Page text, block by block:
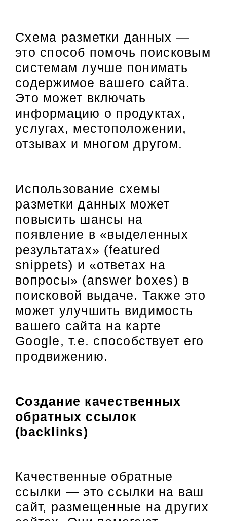
Схема разметки данных —
это способ помочь поисковым
системам лучше понимать
содержимое вашего сайта.
Это может включать
информацию о продуктах,
услугах, местоположении,
отзывах и многом другом.
Использование схемы
разметки данных может
повысить шансы на
появление в «выделенных
результатах» (featured
snippets) и «ответах на
вопросы» (answer boxes) в
поисковой выдаче. Также это
может улучшить видимость
вашего сайта на карте
Google, т.е. способствует его
продвижению.
Создание качественных
обратных ссылок
(backlinks)
Качественные обратные
ссылки — это ссылки на ваш
сайт, размещенные на других